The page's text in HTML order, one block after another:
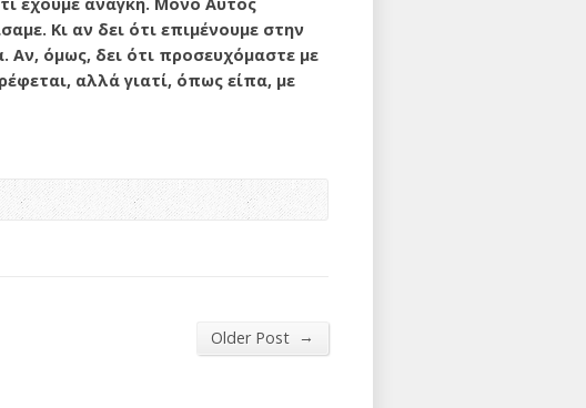
Κι αν δει ότι επιμένουμε στην
Αν, όμως, δει ότι προσευχόμαστε με
αλλά γιατί, όπως είπα, με
Older Post →